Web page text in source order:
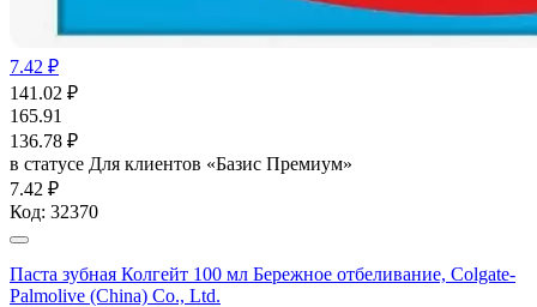
7.42 ₽
141.02 ₽
165.91
136.78 ₽
в статусе Для клиентов «Базис Премиум»
7.42 ₽
Код: 32370
Паста зубная Колгейт 100 мл Бережное отбеливание, Colgate-
Palmolive (China) Co., Ltd.